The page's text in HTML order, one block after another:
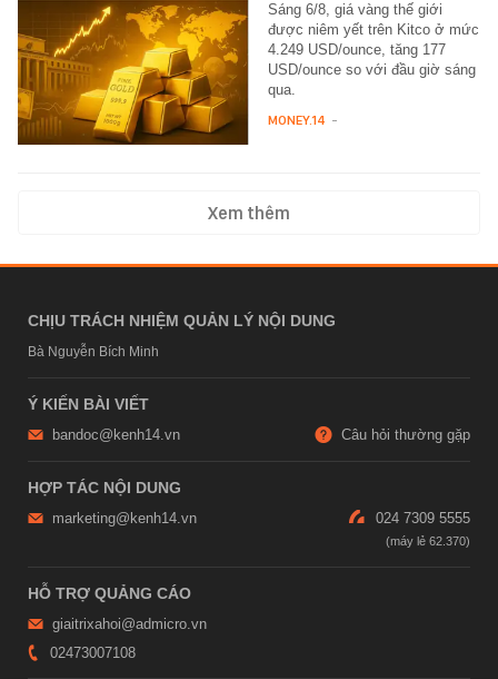
Sáng 6/8, giá vàng thế giới
được niêm yết trên Kitco ở mức
4.249 USD/ounce, tăng 177
USD/ounce so với đầu giờ sáng
qua.
MONEY.14 -
Xem thêm
CHỊU TRÁCH NHIỆM QUẢN LÝ NỘI DUNG
Bà Nguyễn Bích Minh
Ý KIẾN BÀI VIẾT
bandoc@kenh14.vn Câu hỏi thường gặp
HỢP TÁC NỘI DUNG
marketing@kenh14.vn 024 7309 5555
HỖ TRỢ QUẢNG CÁO
giaitrixahoi@admicro.vn
02473007108